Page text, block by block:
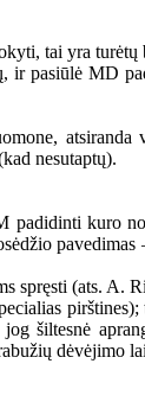
tai yra turėtų
ir pasiūlė MD
atsiranda
nesutaptų).
padidinti kuro
pavedimas
spręsti (ats. A.
pirštines);
šiltesnė
dėvėjimo